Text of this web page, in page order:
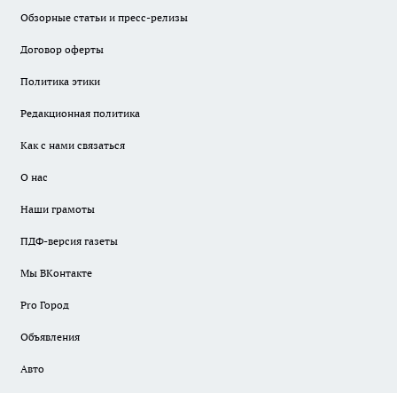
Обзорные статьи и пресс-релизы
Договор оферты
Политика этики
Редакционная политика
Как с нами связаться
О нас
Наши грамоты
ПДФ-версия газеты
Мы ВКонтакте
Pro Город
Объявления
Авто